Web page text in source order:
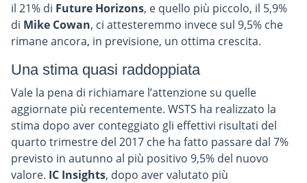
il 21% di Future Horizons, e quello più piccolo, il 5,9%
di Mike Cowan, ci attesteremmo invece sul 9,5% che
rimane ancora, in previsione, un ottima crescita.
Una stima quasi raddoppiata
Vale la pena di richiamare l’attenzione su quelle
aggiornate più recentemente. WSTS ha realizzato la
stima dopo aver conteggiato gli effettivi risultati del
quarto trimestre del 2017 che ha fatto passare dal 7%
previsto in autunno al più positivo 9,5% del nuovo
valore. IC Insights, dopo aver valutato più